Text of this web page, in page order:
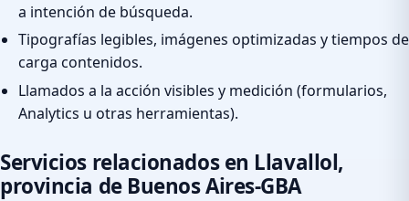
a intención de búsqueda.
Tipografías legibles, imágenes optimizadas y tiempos de
carga contenidos.
Llamados a la acción visibles y medición (formularios,
Analytics u otras herramientas).
Servicios relacionados en Llavallol,
provincia de Buenos Aires-GBA